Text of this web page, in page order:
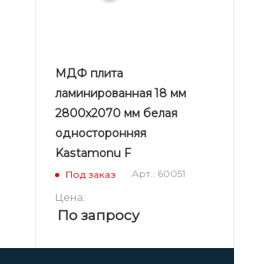
МДФ плита
ламинированная 18 мм
2800х2070 мм белая
односторонняя
Kastamonu F
Под заказ Арт.: 60051
Цена:
По запросу